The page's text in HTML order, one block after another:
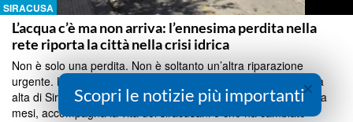
SIRACUSA
L’acqua c’è ma non arriva: l’ennesima perdita nella
rete riporta la città nella crisi idrica
Non è solo una perdita. Non è soltanto un’altra riparazione
urgente. La rottura della rete idrica in viale Teracati, nella zona
alta di Siracusa, è l’ennesimo tassello di una crisi che, ormai da
mesi, accompagna la vita dei siracusani e che ha cambiato
×
Scopri le notizie più importanti